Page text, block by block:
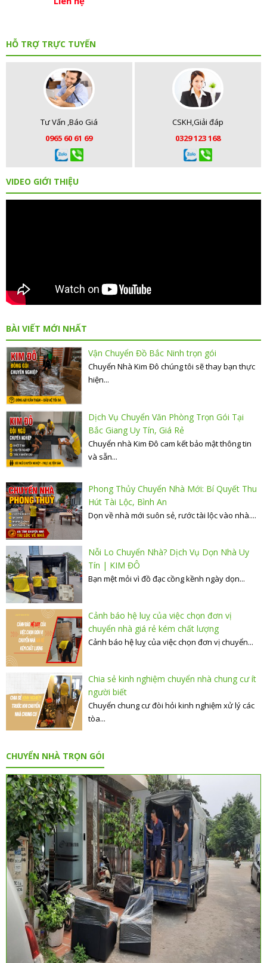
HỖ TRỢ TRỰC TUYẾN
Tư Vấn ,Báo Giá
0965 60 61 69
CSKH,Giải đáp
0329 123 168
VIDEO GIỚI THIỆU
BÀI VIẾT MỚI NHẤT
Vận Chuyển Đồ Bắc Ninh trọn gói
Chuyển Nhà Kim Đô chúng tôi sẽ thay bạn thực
hiện...
Dịch Vụ Chuyển Văn Phòng Trọn Gói Tại
Bắc Giang Uy Tín, Giá Rẻ
Chuyển nhà Kim Đô cam kết bảo mật thông tin
và sẵn...
Phong Thủy Chuyển Nhà Mới: Bí Quyết Thu
Hút Tài Lộc, Bình An
Dọn về nhà mới suôn sẻ, rước tài lộc vào nhà....
Nỗi Lo Chuyển Nhà? Dịch Vụ Dọn Nhà Uy
Tín | KIM ĐÔ
Bạn mệt mỏi vì đồ đạc cồng kềnh ngày dọn...
Cảnh báo hệ luỵ của việc chọn đơn vị
chuyển nhà giá rẻ kém chất lượng
Cảnh báo hệ luỵ của việc chọn đơn vị chuyển...
Chia sẻ kinh nghiệm chuyển nhà chung cư ít
người biết
Chuyển chung cư đòi hỏi kinh nghiệm xử lý các
tòa...
CHUYỂN NHÀ TRỌN GÓI